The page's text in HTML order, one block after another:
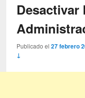
Desactivar
Publicado el27 febrero
↓